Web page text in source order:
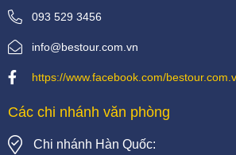
093 529 3456
info@bestour.com.vn
https://www.facebook.com/
Các chi nhánh văn phòng
Chi nhánh Hàn Quốc: